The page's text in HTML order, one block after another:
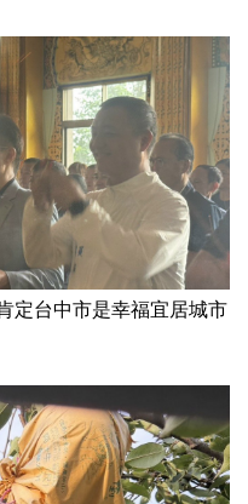
台中市是幸福宜居城市